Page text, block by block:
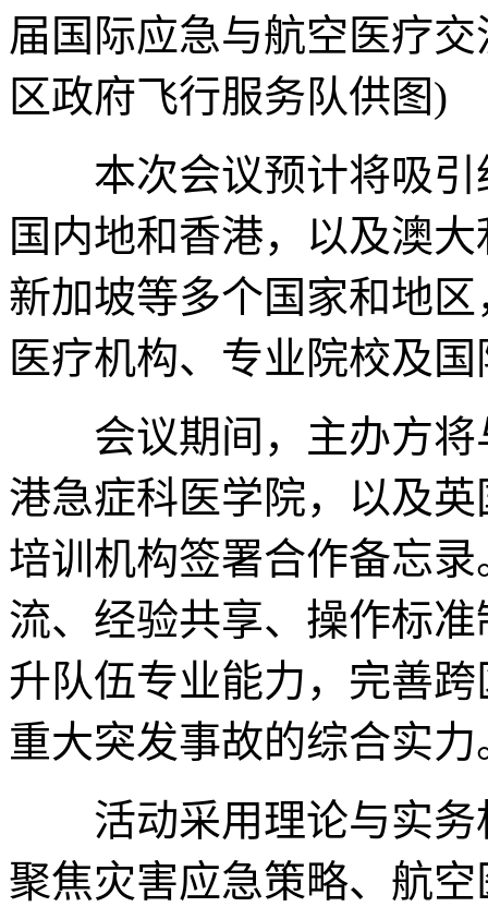
届国际应急与航空医疗
区政府飞行服务队供图)
本次会议预计将吸引
国内地和香港，以及澳
新加坡等多个国家和地
医疗机构、专业院校及
会议期间，主办方将
港急症科医学院，以及
培训机构签署合作备忘
流、经验共享、操作标
升队伍专业能力，完善
重大突发事故的综合实力
活动采用理论与实务
聚焦灾害应急策略、航